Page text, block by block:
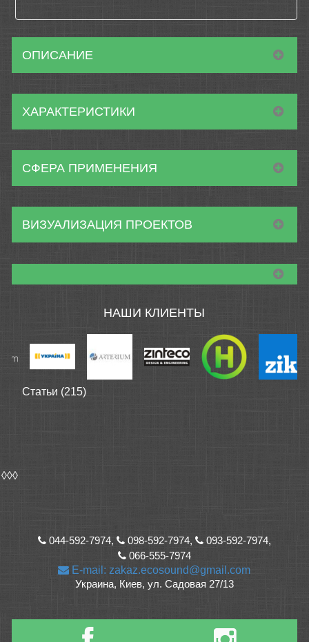
ОПИСАНИЕ
ХАРАКТЕРИСТИКИ
СФЕРА ПРИМЕНЕНИЯ
ВИЗУАЛИЗАЦИЯ ПРОЕКТОВ
НАШИ КЛИЕНТЫ
Статьи (215)
◊◊◊
044-592-7974, 098-592-7974,
093-592-7974,
066-555-7974
E-mail: zakaz.ecosound@gmail.com
Украина, Киев, ул. Садовая 27/13